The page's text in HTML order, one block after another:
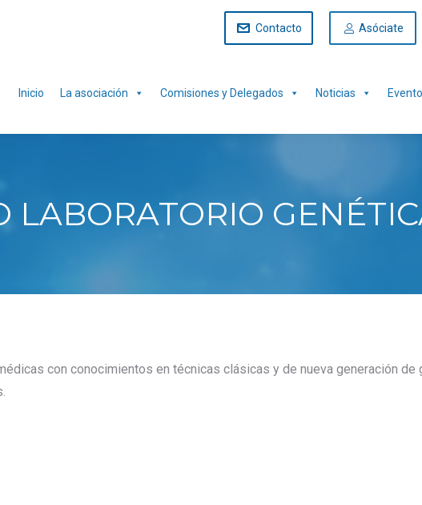
Contacto Asóciate
Inicio La asociación Comisiones y Delegados Noticias
LABORATORIO
con conocimientos en técnicas clásicas y de nueva generación de